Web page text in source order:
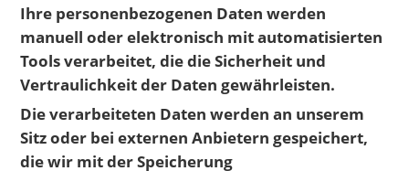
Ihre personenbezogenen Daten werden
manuell oder elektronisch mit automatisierten
Tools verarbeitet, die die Sicherheit und
Vertraulichkeit der Daten gewährleisten.
Die verarbeiteten Daten werden an unserem
Sitz oder bei externen Anbietern gespeichert,
die wir mit der Speicherung